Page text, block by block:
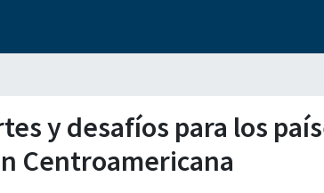
y desafíos para los
Centroamericana